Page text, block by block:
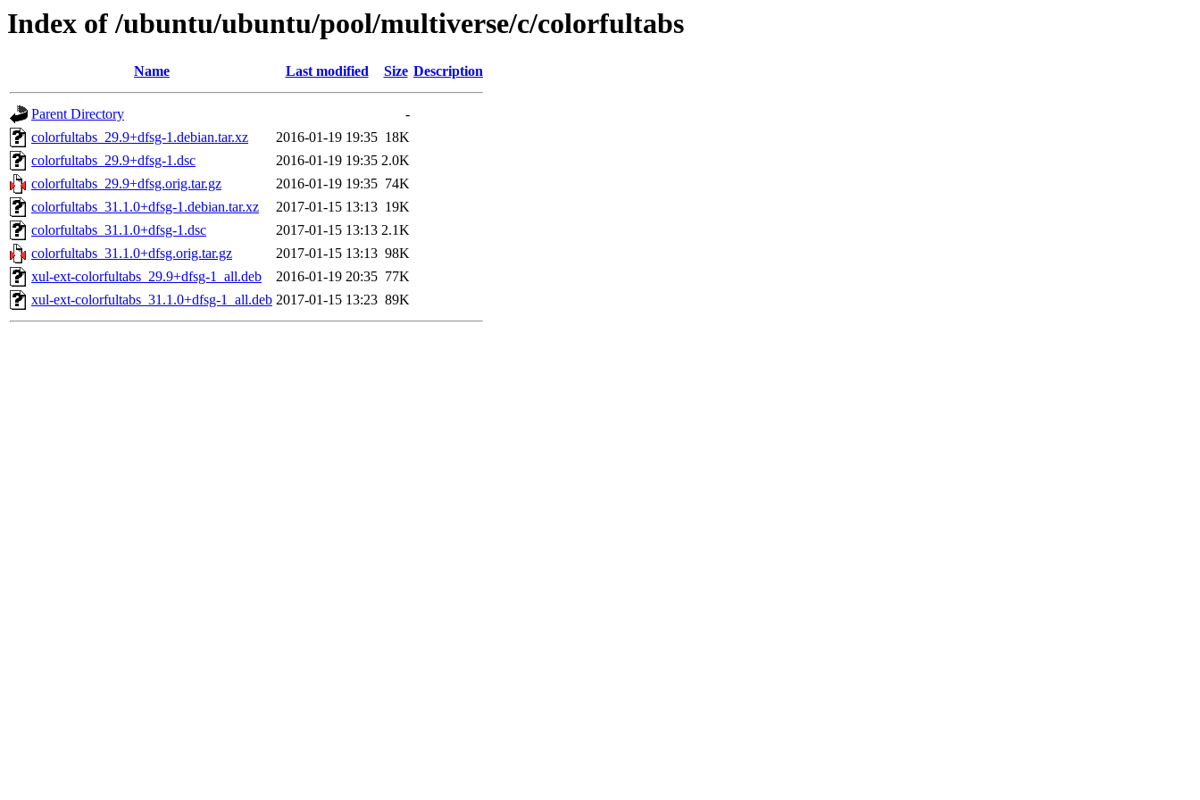
Index of /ubuntu/ubuntu/pool/multiverse/c/colorfultabs
Name Last modified Size Description
Parent Directory
-
colorfultabs_29.9+dfsg-1.debian.tar.xz
2016-01-19 19:35 18K
colorfultabs_29.9+dfsg-1.dsc
2016-01-19 19:35 2.0K
colorfultabs_29.9+dfsg.orig.tar.gz
2016-01-19 19:35 74K
colorfultabs_31.1.0+dfsg-1.debian.tar.xz
2017-01-15 13:13 19K
colorfultabs_31.1.0+dfsg-1.dsc
2017-01-15 13:13 2.1K
colorfultabs_31.1.0+dfsg.orig.tar.gz
2017-01-15 13:13 98K
xul-ext-colorfultabs_29.9+dfsg-1_all.deb
2016-01-19 20:35 77K
xul-ext-colorfultabs_31.1.0+dfsg-1_all.deb 2017-01-15 13:23 89K